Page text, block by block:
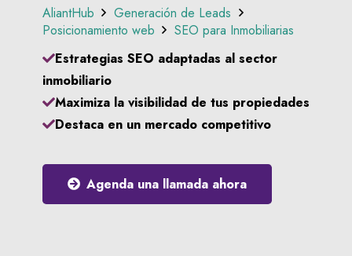
AliantHub
Generación de Leads
Posicionamiento web
SEO para Inmobiliarias
Estrategias SEO adaptadas al sector
inmobiliario
Maximiza la visibilidad de tus propiedades
Destaca en un mercado competitivo
Agenda una llamada ahora